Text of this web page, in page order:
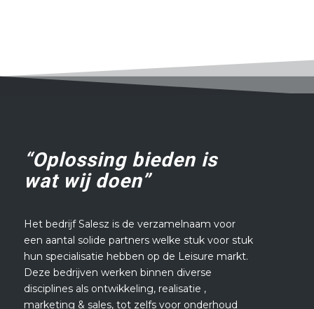
“Oplossing bieden is
wat wij doen”
Het bedrijf Salesz is de verzamelnaam voor
een aantal solide partners welke stuk voor stuk
hun specialisatie hebben op de Leisure markt.
Deze bedrijven werken binnen diverse
disciplines als ontwikkeling, realisatie ,
marketing & sales, tot zelfs voor onderhoud